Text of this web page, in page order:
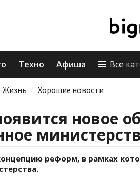
Техно Афиша Все
Жизнь Хорошие новости
новое
реформ, в рамках